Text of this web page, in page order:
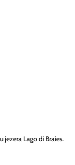
jezera Lago di Braies.